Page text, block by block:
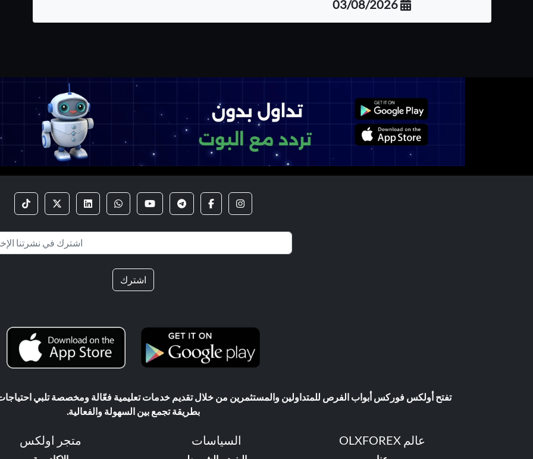
تفتح أولكس فوركس أبواب الفرص للمتداولين والمستثمرين من خلال تقديم خدمات تعليمية فعّالة ومخصصة تلبي احتياجات
عالم OLXFOREX
اتصل بنا
السياسات
الخصوصية و حماية البيانات
متجر اولكس
الاكسبرتات